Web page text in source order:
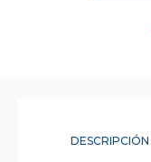
DESCRIPCIÓN